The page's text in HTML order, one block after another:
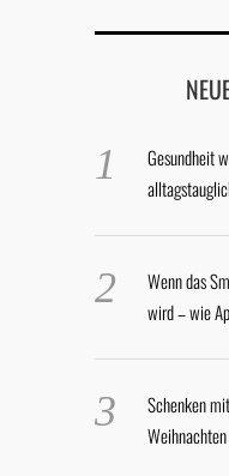
Gesundheit
Wenn das
wird – wie
Schenken